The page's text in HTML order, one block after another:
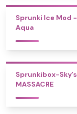
Sprunki Ice Mod -
Aqua
Sprunkibox-Sky’s
MASSACRE